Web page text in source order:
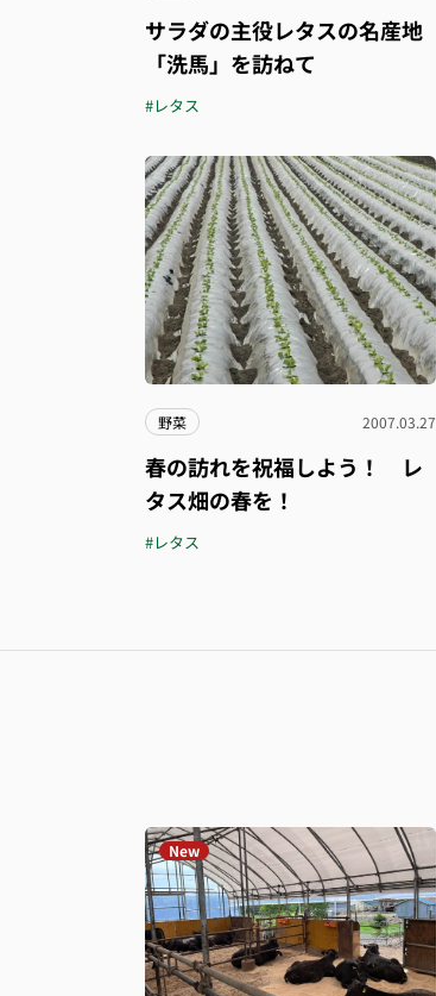
サラダの主役レタスの名産地
「洗馬」を訪ねて
#レタス
野菜 2007.03.27
春の訪れを祝福しよう！ レ
タス畑の春を！
#レタス
New